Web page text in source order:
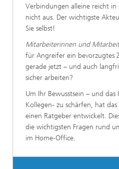
Verbindungen alleine reicht
nicht aus. Der wichtigste
Sie selbst!
Mitarbeiterinnen und
für Angreifer ein bevorzugtes
gerade jetzt – und auch
sicher arbeiten?
Um Ihr Bewusstsein – und
Kollegen- zu schärfen, hat
einen Ratgeber entwickelt.
die wichtigsten Fragen rund
im Home-Office.